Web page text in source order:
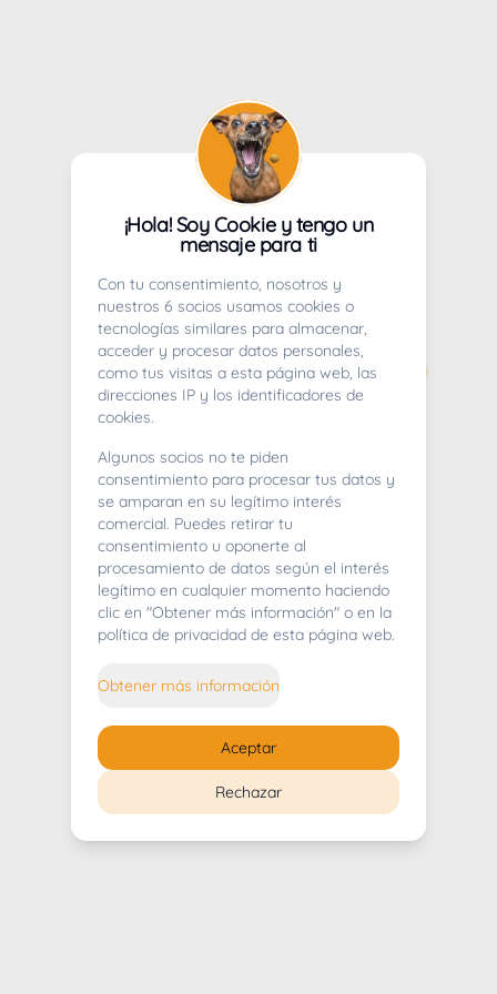
404
Whoops! Lo sentimos mucho.
¡Hola! Soy Cookie y tengo un
mensaje para ti
Con tu consentimiento, nosotros y
nuestros 6 socios usamos cookies o
tecnologías similares para almacenar,
acceder y procesar datos personales,
como tus visitas a esta página web, las
direcciones IP y los identificadores de
cookies.
Algunos socios no te piden
consentimiento para procesar tus datos y
se amparan en su legítimo interés
comercial. Puedes retirar tu
consentimiento u oponerte al
procesamiento de datos según el interés
legítimo en cualquier momento haciendo
clic en "Obtener más información" o en la
política de privacidad de esta página web.
Obtener más información
Rechazar
Aceptar